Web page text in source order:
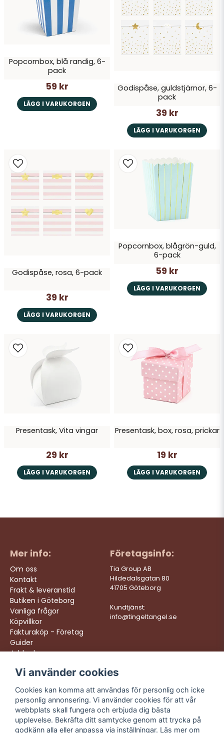
Skicka fråga
Popcornbox, blå randig, 6-
pack
59 kr
LÄGG I VARUKORGEN
Godispåse, guldstjärnor, 6-
pack
39 kr
LÄGG I VARUKORGEN
Godispåse, rosa, 6-pack
39 kr
LÄGG I VARUKORGEN
Popcornbox, blågrön-guld,
6-pack
59 kr
LÄGG I VARUKORGEN
Presentask, Vita vingar
29 kr
LÄGG I VARUKORGEN
Presentask, box, rosa, prickar
19 kr
LÄGG I VARUKORGEN
Mer info:
Om oss
Kontakt
Frakt & leveranstid
Butiken i Göteborg
Vanliga frågor
Köpvillkor
Fakturaköp - Företag
Guider
Jobba hos oss
Företagsinfo:
Tia Group AB
Hildedalsgatan 80
41705 Göteborg
Kundtjänst:
info@tingeltangel.se
Följ oss:
Instagram
Facebook
TikTok
Vi levererar:
Snabba leveranser
Trygga köp
Fri frakt över 499:-
Trevlig kundtjänst
Vi använder cookies
Cookies kan komma att användas för personlig och icke
personlig annonsering. Vi använder cookies för att vår
webbplats skall fungera och erbjuda dig bästa
upplevelse. Bekräfta ditt samtycke genom att trycka på
godkänn alla eller anpassa via inställningar. Läs mer om